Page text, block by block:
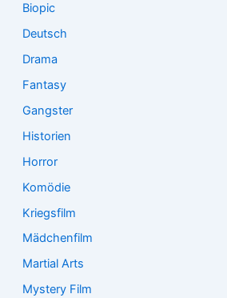
Biopic
Deutsch
Drama
Fantasy
Gangster
Historien
Horror
Komödie
Kriegsfilm
Mädchenfilm
Martial Arts
Mystery Film